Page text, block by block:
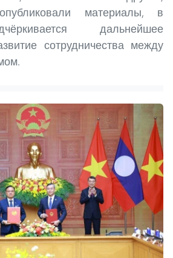
материалы, в
дальнейшее
сотрудничества между